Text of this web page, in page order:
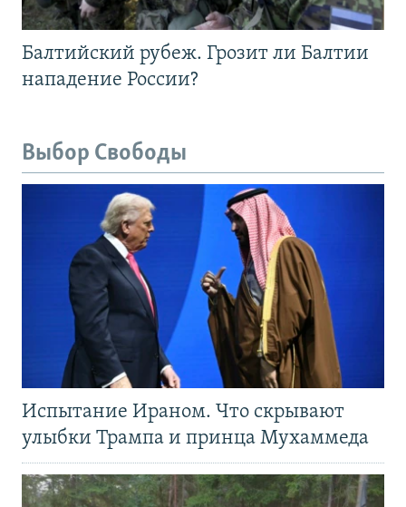
Балтийский рубеж. Грозит ли Балтии
нападение России?
Выбор Свободы
Испытание Ираном. Что скрывают
улыбки Трампа и принца Мухаммеда